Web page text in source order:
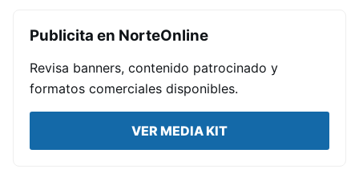
Publicita en NorteOnline
Revisa banners, contenido patrocinado y
formatos comerciales disponibles.
VER MEDIA KIT